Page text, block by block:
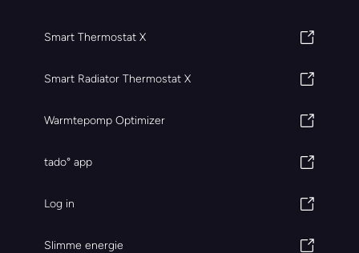
Smart Thermostat X
Smart Radiator Thermostat X
Warmtepomp Optimizer
tado° app
Log in
Slimme energie